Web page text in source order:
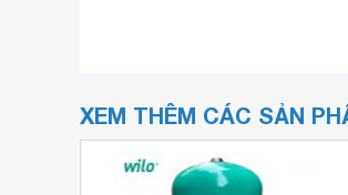
XEM THÊM CÁC SẢN